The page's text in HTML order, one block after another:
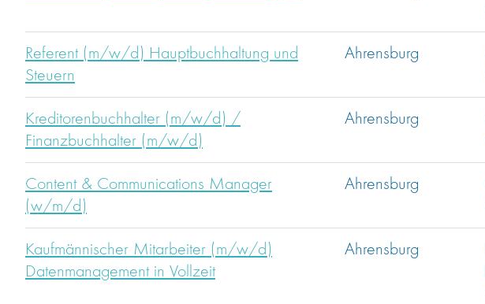
Referent (m/w/d) Hauptbuchhaltung und
Steuern
Ahrensburg
Kreditorenbuchhalter (m/w/d) /
Finanzbuchhalter (m/w/d)
Ahrensburg
Content & Communications Manager
(w/m/d)
Ahrensburg
Kaufmännischer Mitarbeiter (m/w/d)
Datenmanagement in Vollzeit
Ahrensburg